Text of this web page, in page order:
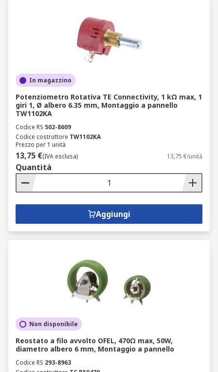
In magazzino
Potenziometro Rotativa TE Connectivity, 1 kΩ max, 1
giri 1, Ø albero 6.35 mm, Montaggio a pannello
TW1102KA
Codice RS 502-8609
Codice costruttore TW1102KA
Prezzo per 1 unità
13,75 €(IVA esclusa) 13,75 €/unità
Quantità
Aggiungi
Non disponibile
Reostato a filo avvolto OFEL, 470Ω max, 50W,
diametro albero 6 mm, Montaggio a pannello
Codice RS 293-8963